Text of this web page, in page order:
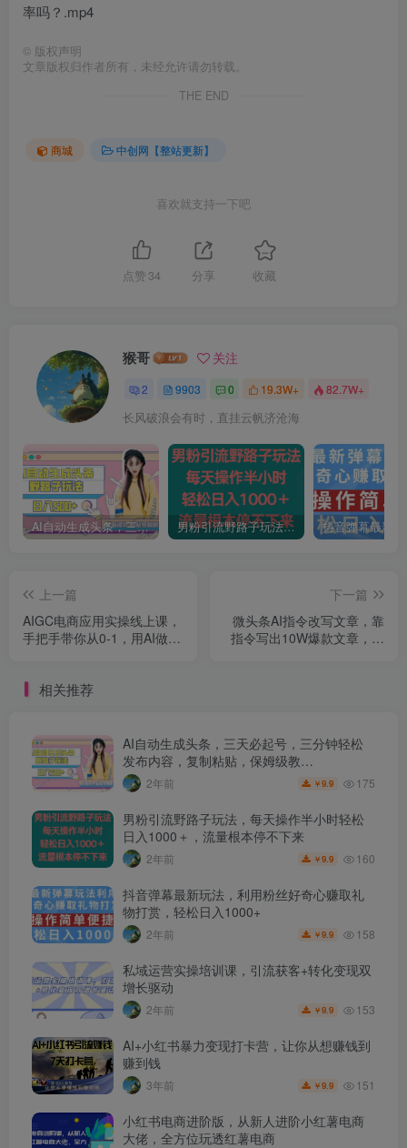
率吗？.mp4
© 版权声明
文章版权归作者所有，未经允许请勿转载。
THE END
商城 中创网【整站更新】
喜欢就支持一下吧
点赞 34 分享 收藏
猴哥 关注
2 9903 0 19.3W+ 82.7W+
长风破浪会有时，直挂云帆济沧海
AI自动生成头条，三天必起号，三分钟轻松发布内容，复制粘贴，保姆级教… 男粉引流野路子玩法，每天操作半小时轻松日入1000＋，流量根本停不下来
上一篇
AIGC电商应用实操线上课，
手把手带你从0-1，用AI做电
下一篇
微头条AI指令改写文章，靠
指令写出10W爆款文章，一
相关推荐
AI自动生成头条，三天必起号，三分钟轻松
发布内容，复制粘贴，保姆级教…
2年前 ￥9.9 175
男粉引流野路子玩法，每天操作半小时轻松
日入1000＋，流量根本停不下来
2年前 ￥9.9 160
抖音弹幕最新玩法，利用粉丝好奇心赚取礼
物打赏，轻松日入1000+
2年前 ￥9.9 158
私域运营实操培训课，引流获客+转化变现双
增长驱动
2年前 ￥9.9 153
AI+小红书暴力变现打卡营，让你从想赚钱到
赚到钱
3年前 ￥9.9 151
小红书电商进阶版，从新人进阶小红薯电商
大佬，全方位玩透红薯电商